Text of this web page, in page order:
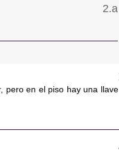
pero en el piso hay una llave